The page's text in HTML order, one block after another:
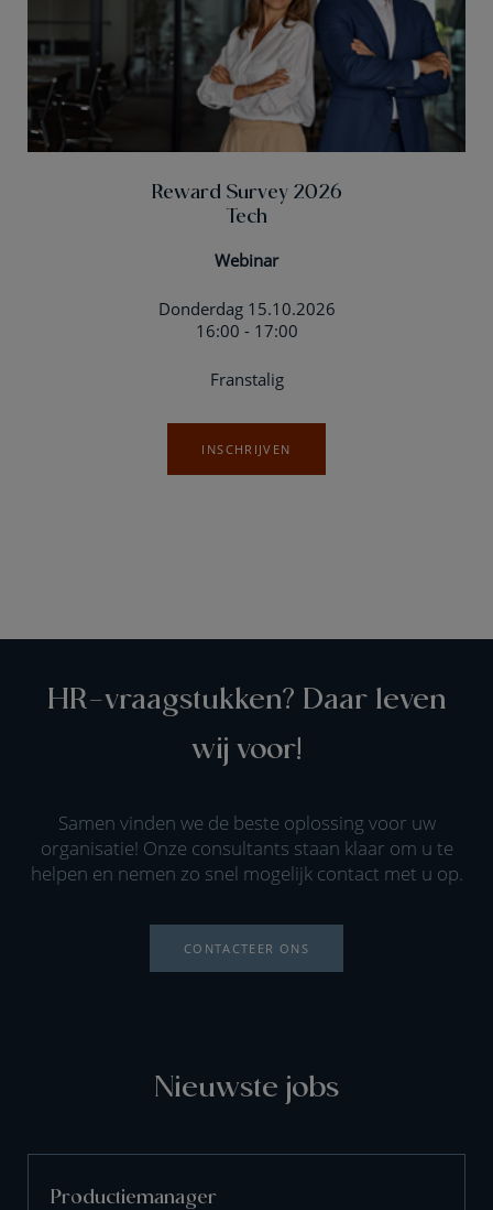
Reward Survey 2026
Tech
Webinar
Donderdag 15.10.2026
16:00 - 17:00
Franstalig
INSCHRIJVEN
HR-vraagstukken? Daar leven
wij voor!
Samen vinden we de beste oplossing voor uw
organisatie! Onze consultants staan klaar om u te
helpen en nemen zo snel mogelijk contact met u op.
CONTACTEER ONS
Nieuwste jobs
Productiemanager